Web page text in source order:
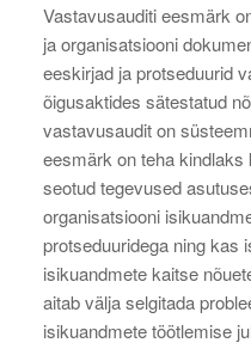
Vastavusauditi eesmärk
ja organisatsiooni
eeskirjad ja protseduurid
õigusaktides sätestatud
vastavusaudit on
eesmärk on teha
seotud tegevused
organisatsiooni
protseduuridega ning kas
isikuandmete kaitse
aitab välja selgitada
isikuandmete töötlemise